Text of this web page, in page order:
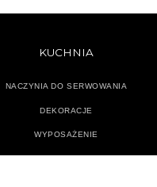
KUCHNIA
NACZYNIA DO SERWOWANIA
DEKORACJE
WYPOSAŻENIE